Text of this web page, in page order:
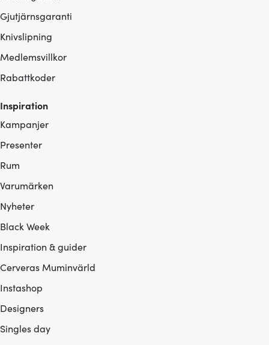
Gjutjärnsgaranti
Knivslipning
Medlemsvillkor
Rabattkoder
Inspiration
Kampanjer
Presenter
Rum
Varumärken
Nyheter
Black Week
Inspiration & guider
Cerveras Muminvärld
Instashop
Designers
Singles day